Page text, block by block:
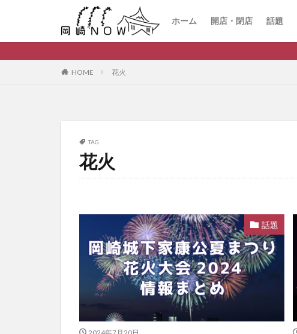
ホーム 開店・閉店 話題
HOME 花火
TAG
花火
話題